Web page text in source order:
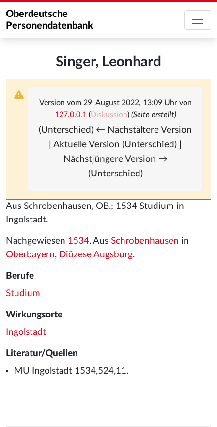
Oberdeutsche
Personendatenbank
Singer, Leonhard
Version vom 29. August 2022, 13:09 Uhr von
127.0.0.1 (Diskussion) (Seite erstellt)
(Unterschied) ← Nächstältere Version
| Aktuelle Version (Unterschied) |
Nächstjüngere Version →
(Unterschied)
Aus Schrobenhausen, OB.; 1534 Studium in
Ingolstadt.
Nachgewiesen 1534. Aus Schrobenhausen in
Oberbayern, Diözese Augsburg.
Berufe
Studium
Wirkungsorte
Ingolstadt
Literatur/Quellen
MU Ingolstadt 1534,524,11.